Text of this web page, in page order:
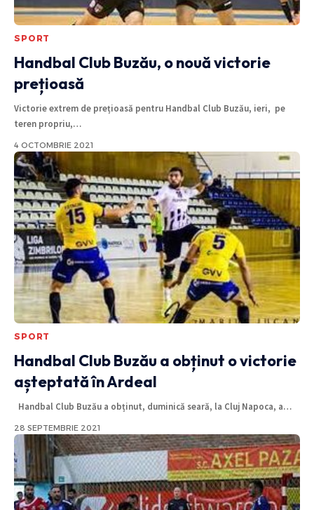
SPORT
Handbal Club Buzău, o nouă victorie
prețioasă
Victorie extrem de prețioasă pentru Handbal Club Buzău, ieri, pe
teren propriu,…
4 OCTOMBRIE 2021
SPORT
Handbal Club Buzău a obținut o victorie
așteptată în Ardeal
Handbal Club Buzău a obținut, duminică seară, la Cluj Napoca, a…
28 SEPTEMBRIE 2021